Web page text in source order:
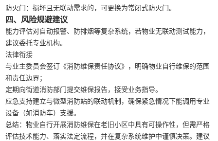
防火门：损坏且无联动需求的，可更换为常闭式防火门。
四、风险规避建议
能力评估对自动报警、防排烟等复杂系统，若物业无联动测试能力，
建议委托专业机构。
法律衔接
与业主委员会签订《消防维保责任协议》，明确物业自行维保的范围
和责任边界；
定期向街道消防部门提交维保报告，接受业务指导。
应急支持建立与微型消防站的联动机制，确保紧急情况下能调用专业
设备（如消防车）支援。
总结：物业自行开展消防维保在老旧小区中具有可操作性，但需严格
评估技术能力、落实法定流程，并在复杂系统维护中谨慎决策。建议